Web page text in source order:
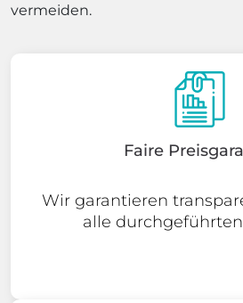
vermeiden.
Faire
Wir garantieren
alle